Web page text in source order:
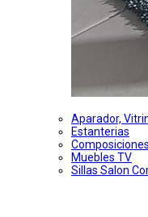
Aparador,
Estanterias
Muebles TV
Sillas Salon